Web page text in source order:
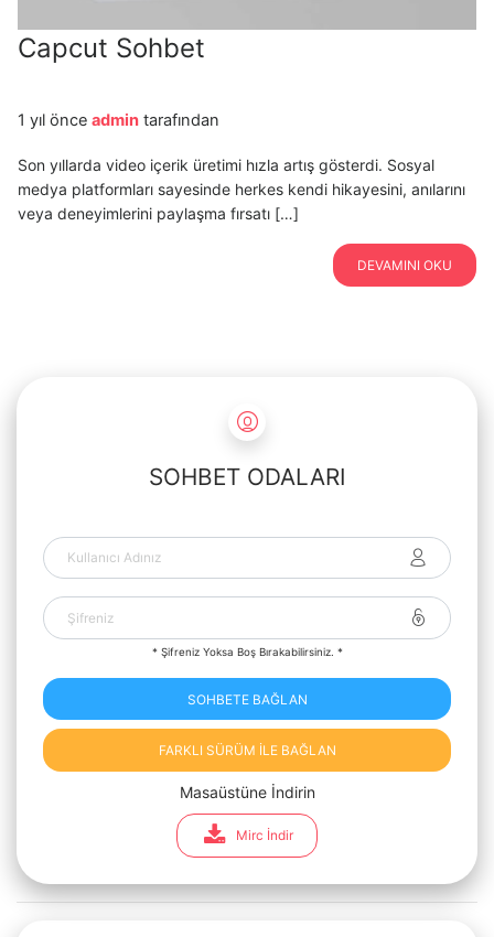
Capcut Sohbet
1 yıl önce admin tarafından
Son yıllarda video içerik üretimi hızla artış gösterdi. Sosyal
medya platformları sayesinde herkes kendi hikayesini, anılarını
veya deneyimlerini paylaşma fırsatı […]
DEVAMINI OKU
SOHBET ODALARI
* Şifreniz Yoksa Boş Bırakabilirsiniz. *
SOHBETE BAĞLAN
FARKLI SÜRÜM İLE BAĞLAN
Masaüstüne İndirin
Mirc İndir